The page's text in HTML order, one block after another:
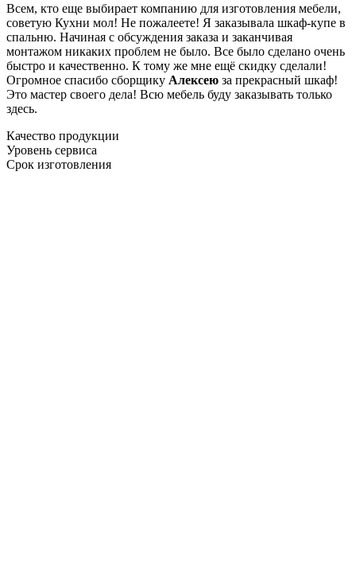
Всем, кто еще выбирает компанию для изготовления мебели,
советую Кухни мол! Не пожалеете! Я заказывала шкаф-купе в
спальню. Начиная с обсуждения заказа и заканчивая
монтажом никаких проблем не было. Все было сделано очень
быстро и качественно. К тому же мне ещё скидку сделали!
Огромное спасибо сборщику Алексею за прекрасный шкаф!
Это мастер своего дела! Всю мебель буду заказывать только
здесь.
Качество продукции
Уровень сервиса
Срок изготовления